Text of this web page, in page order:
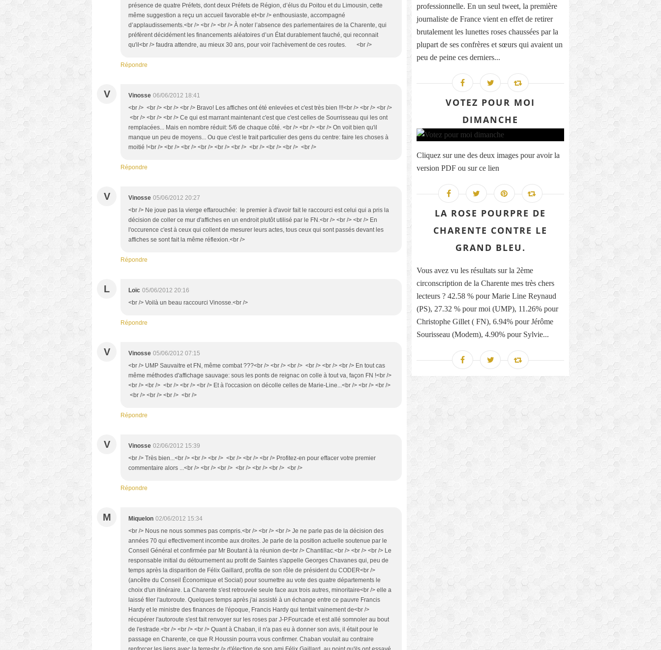
présence de quatre Préfets, dont deux Préfets de Région, d’élus du Poitou et du Limousin, cette
même suggestion a reçu un accueil favorable et<br /> enthousiaste, accompagné
d’applaudissements.<br /> <br /> <br /> À noter l’absence des parlementaires de la Charente, qui
préfèrent décidément les financements aléatoires d’un État durablement fauché, qui reconnait
qu'il<br /> faudra attendre, au mieux 30 ans, pour voir l'achèvement de ces routes. <br />
Répondre
V Vinosse 06/06/2012 18:41
<br /> <br /> <br /> <br /> Bravo! Les affiches ont été enlevées et c'est très bien !!!<br /> <br /> <br />
<br /> <br /> <br /> Ce qui est marrant maintenant c'est que c'est celles de Sourrisseau qui les ont
remplacées... Mais en nombre réduit: 5/6 de chaque côté. <br /> <br /> <br /> On voit bien qu'il
manque un peu de moyens... Ou que c'est le trait particulier des gens du centre: faire les choses à
moitié !<br /> <br /> <br /> <br /> <br /> <br /> <br /> <br /> <br /> <br />
Répondre
V Vinosse 05/06/2012 20:27
<br /> Ne joue pas la vierge effarouchée: le premier à d'avoir fait le raccourci est celui qui a pris la
décision de coller ce mur d'affiches en un endroit plutôt utilisé par le FN.<br /> <br /> <br /> En
l'occurence c'est à ceux qui collent de mesurer leurs actes, tous ceux qui sont passés devant les
affiches se sont fait la même réflexion.<br />
Répondre
L Loïc 05/06/2012 20:16
<br /> Voilà un beau raccourci Vinosse.<br />
Répondre
V Vinosse 05/06/2012 07:15
<br /> UMP Sauvaitre et FN, même combat ???<br /> <br /> <br /> <br /> <br /> <br /> En tout cas
même méthodes d'affichage sauvage: sous les ponts de reignac on colle à tout va, façon FN !<br />
<br /> <br /> <br /> <br /> <br /> Et à l'occasion on décolle celles de Marie-Line...<br /> <br /> <br />
<br /> <br /> <br /> <br />
Répondre
V Vinosse 02/06/2012 15:39
<br /> Très bien...<br /> <br /> <br /> <br /> <br /> <br /> Profitez-en pour effacer votre premier
commentaire alors ...<br /> <br /> <br /> <br /> <br /> <br /> <br />
Répondre
M Miquelon 02/06/2012 15:34
<br /> Nous ne nous sommes pas compris.<br /> <br /> <br /> Je ne parle pas de la décision des
années 70 qui effectivement incombe aux droites. Je parle de la position actuelle soutenue par le
Conseil Général et confirmée par Mr Boutant à la réunion de<br /> Chantillac.<br /> <br /> <br /> Le
responsable initial du détournement au profit de Saintes s'appelle Georges Chavanes qui, peu de
temps après la disparition de Félix Gaillard, profita de son rôle de président du CODER<br />
(ancêtre du Conseil Économique et Social) pour soumettre au vote des quatre départements le
choix d'un itinéraire. La Charente s'est retrouvée seule face aux trois autres, minoritaire<br /> elle a
laissé filer l'autoroute. Quelques temps après j'ai assisté à un échange entre ce pauvre Francis
Hardy et le ministre des finances de l'époque, Francis Hardy qui tentait vainement de<br />
récupérer l'autoroute s'est fait renvoyer sur les roses par J-P.Fourcade et est allé somnoler au bout
de l'estrade.<br /> <br /> <br /> Quant à Chaban, il n'a pas eu à donner son avis, il était pour le
passage en Charente, ce que R.Houssin pourra vous confirmer. Chaban voulait au contraire
professionnelle. En un seul tweet, la première
journaliste de France vient en effet de retirer
brutalement les lunettes roses chaussées par la
plupart de ses confrères et sœurs qui avaient un
peu de peine ces derniers...
VOTEZ POUR MOI
DIMANCHE
Cliquez sur une des deux images pour avoir la
version PDF ou sur ce lien
LA ROSE POURPRE DE
CHARENTE CONTRE LE
GRAND BLEU.
Vous avez vu les résultats sur la 2ème
circonscription de la Charente mes très chers
lecteurs ? 42.58 % pour Marie Line Reynaud
(PS), 27.32 % pour moi (UMP), 11.26% pour
Christophe Gillet ( FN), 6.94% pour Jérôme
Sourisseau (Modem), 4.90% pour Sylvie...